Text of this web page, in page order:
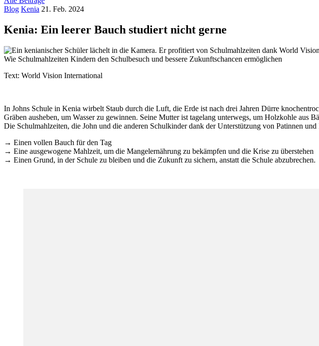
Blog Kenia 21. Feb. 2024
Kenia: Ein leerer Bauch studiert nicht gerne
Wie Schulmahlzeiten Kindern den Schulbesuch und bessere Zukunftschancen ermöglichen
Text: World Vision International
In Johns Schule in Kenia wirbelt Staub durch die Luft, die Erde ist nach drei Jahren Dürre
Gräben ausheben, um Wasser zu gewinnen. Seine Mutter ist tagelang unterwegs, um Holzkohle aus
Die Schulmahlzeiten, die John und die anderen Schulkinder dank der Unterstützung von Patinnen
→ Einen vollen Bauch für den Tag
→ Eine ausgewogene Mahlzeit, um die Mangelernährung zu bekämpfen und die Krise zu überstehen
→ Einen Grund, in der Schule zu bleiben und die Zukunft zu sichern, anstatt die Schule abzubrechen.